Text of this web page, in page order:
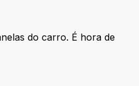
do carro. É hora de